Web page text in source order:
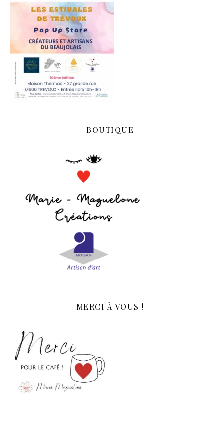
BOUTIQUE
MERCI À VOUS !